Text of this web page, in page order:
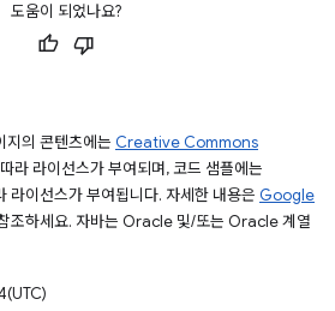
도움이 되었나요?
지의 콘텐츠에는 Creative Commons
라 라이선스가 부여되며, 코드 샘플에는
라이선스가 부여됩니다. 자세한 내용은 Google
조하세요. 자바는 Oracle 및/또는 Oracle 계열